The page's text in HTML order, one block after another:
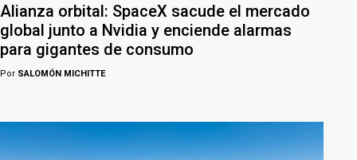
Alianza orbital: SpaceX sacude el mercado
global junto a Nvidia y enciende alarmas
para gigantes de consumo
Por SALOMÓN MICHITTE